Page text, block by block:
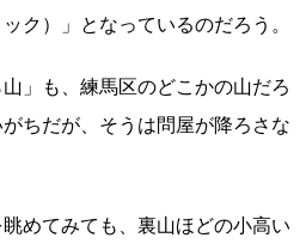
ク）」となっているのだろう。
」も、練馬区のどこかの山だろ
ちだが、そうは問屋が降ろさな
めてみても、裏山ほどの小高い